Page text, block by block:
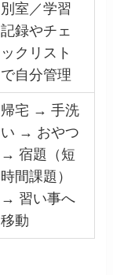
別室／学習
記録やチェ
ックリスト
で自分管理
帰宅 → 手洗
い → おやつ
→ 宿題（短
時間課題）
→ 習い事へ
移動